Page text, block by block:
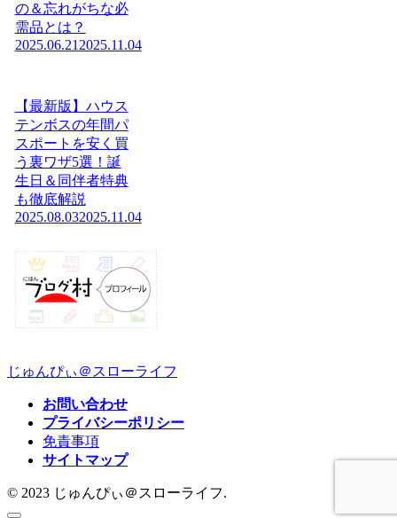
の＆忘れがちな必
需品とは？
2025.06.212025.11.04
【最新版】ハウス
テンボスの年間パ
スポートを安く買
う裏ワザ5選！誕
生日＆同伴者特典
も徹底解説
2025.08.032025.11.04
じゅんぴぃ＠スローライフ
お問い合わせ
プライバシーポリシー
免責事項
サイトマップ
© 2023 じゅんぴぃ＠スローライフ.